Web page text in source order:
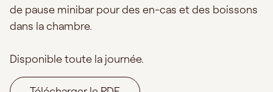
de pause minibar pour des en-cas et des boissons
dans la chambre.
Disponible toute la journée.